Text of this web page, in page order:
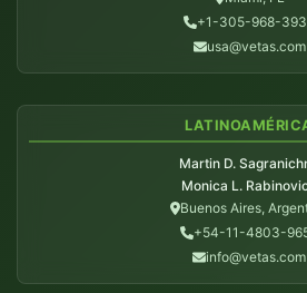
+1-305-968-
usa@vetas.com
Martin D.
Monica L.
Buenos Aires,
+54-11-4803-
info@vetas.com